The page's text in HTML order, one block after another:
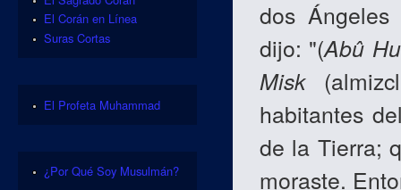
dos
dijo: "(Abû
Misk
habitantes
de la Tierra;
moraste.
El Corán en Línea
Suras Cortas
El Profeta Muhammad
¿Por Qué Soy Musulmán?